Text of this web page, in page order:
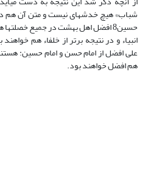
شباب» هیچ خدشه­ای نیست و متن آن هم
حسین8 افضل اهل بهشت در جمیع
انبیاء و در نتیجه برتر از خلفاء هم
علی افضل از امام حسن و امام حسین:
هم افضل خواهند بود.